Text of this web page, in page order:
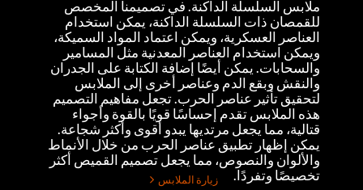
ملابس السلسلة الداكنة. في تصميمنا المخصص
للقمصان ذات السلسلة الداكنة، يمكن استخدام
العناصر العسكرية، ويمكن اعتماد المواد السميكة،
ويمكن استخدام العناصر المعدنية مثل المسامير
والسحابات. يمكن أيضًا إضافة الكتابة على الجدران
والنقش وبقع الدم وعناصر أخرى إلى الملابس
لتحقيق تأثير عناصر الحرب. تجعل مفاهيم التصميم
هذه الملابس تقدم إحساسًا قويًا بالقوة وأجواء
قتالية، مما يجعل مرتديها يبدو أقوى وأكثر شجاعة.
يمكن إظهار تطبيق عناصر الحرب من خلال الأنماط
والألوان والنصوص، مما يجعل تصميم القميص أكثر
تخصيصًا وتفردًا.
زيارة الملابس